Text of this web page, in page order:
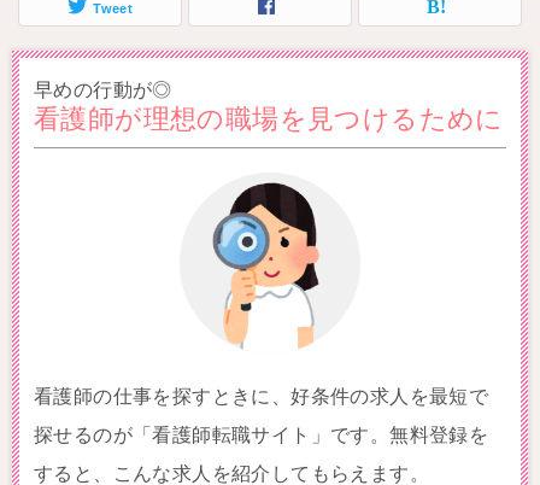
Tweet
早めの行動が◎
看護師が理想の職場を見つけるために
看護師の仕事を探すときに、好条件の求人を最短で
探せるのが「看護師転職サイト」です。無料登録を
すると、こんな求人を紹介してもらえます。